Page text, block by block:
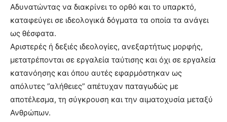
Αδυνατώντας να διακρίνει το ορθό και το υπαρκτό,
καταφεύγει σε ιδεολογικά δόγματα τα οποία τα ανάγει
ως θέσφατα.
Αριστερές ή δεξιές ιδεολογίες, ανεξαρτήτως μορφής,
μετατρέπονται σε εργαλεία ταύτισης και όχι σε εργαλεία
κατανόησης και όπου αυτές εφαρμόστηκαν ως
απόλυτες ”αλήθειες” απέτυχαν παταγωδώς με
αποτέλεσμα, τη σύγκρουση και την αιματοχυσία μεταξύ
Ανθρώπων.